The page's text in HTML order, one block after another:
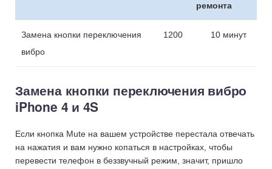
ремонта
Замена кнопки переключения
вибро
1200 10 минут
Замена кнопки переключения вибро
iPhone 4 и 4S
Если кнопка Mute на вашем устройстве перестала отвечать
на нажатия и вам нужно копаться в настройках, чтобы
перевести телефон в беззвучный режим, значит, пришло